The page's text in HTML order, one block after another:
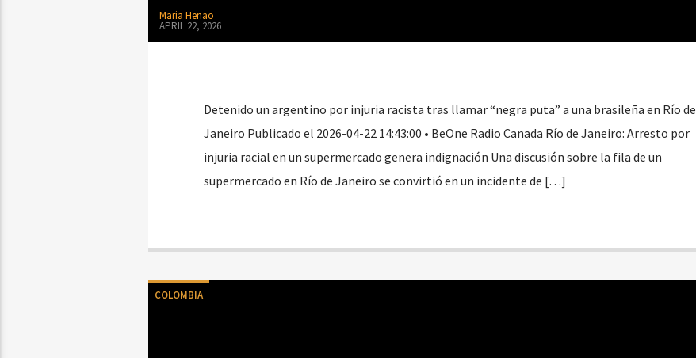
Maria Henao
APRIL 22, 2026
Detenido un argentino por injuria racista tras llamar “negra puta” a una brasileña en Río de
Janeiro Publicado el 2026-04-22 14:43:00 • BeOne Radio Canada Río de Janeiro: Arresto por
injuria racial en un supermercado genera indignación Una discusión sobre la fila de un
supermercado en Río de Janeiro se convirtió en un incidente de […]
COLOMBIA